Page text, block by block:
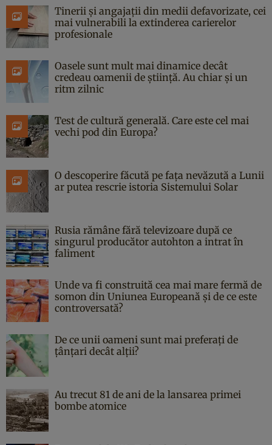
Tinerii și angajații din medii defavorizate, cei
mai vulnerabili la extinderea carierelor
profesionale
Oasele sunt mult mai dinamice decât
credeau oamenii de știință. Au chiar și un
ritm zilnic
Test de cultură generală. Care este cel mai
vechi pod din Europa?
O descoperire făcută pe fața nevăzută a Lunii
ar putea rescrie istoria Sistemului Solar
Rusia rămâne fără televizoare după ce
singurul producător autohton a intrat în
faliment
Unde va fi construită cea mai mare fermă de
somon din Uniunea Europeană și de ce este
controversată?
De ce unii oameni sunt mai preferați de
țânțari decât alții?
Au trecut 81 de ani de la lansarea primei
bombe atomice